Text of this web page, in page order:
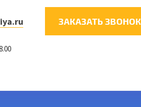
ЗАКАЗАТЬ ЗВОНОК